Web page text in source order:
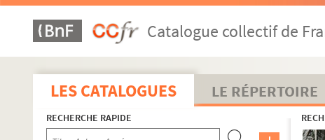
Catalogue collectif de
LES CATALOGUES LE RÉPERTOIRE
RECHERCHE RAPIDE
Ms 51. Papiers de la famille Potron
Ms 52. Archives du château d'Heilly
Ms 53. Archives du château d'Heilly
Ms 54. Archives du château d'Heilly
Ms 55. Archives du château d'Heilly
Ms 56. Archives du château d'Heilly